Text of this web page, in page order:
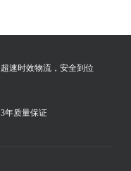
超速时效物流，安全到位
3年质量保证